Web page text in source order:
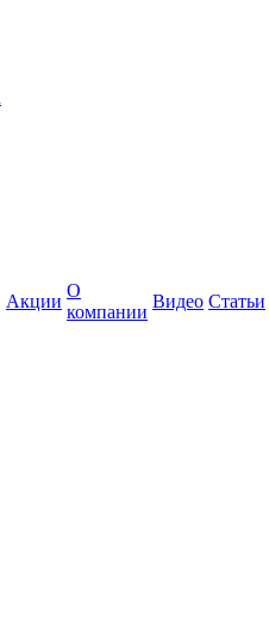
Акции
О
компании
Видео Статьи